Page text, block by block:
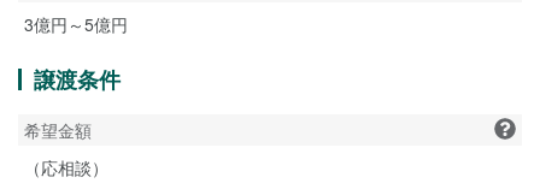
3億円～5億円
譲渡条件
希望金額
（応相談）